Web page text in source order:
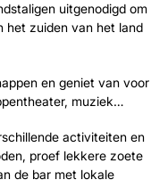
uitgenodigd om
het zuiden van het land
en geniet van voor
muziek…
activiteiten en
proef lekkere zoete
de bar met lokale